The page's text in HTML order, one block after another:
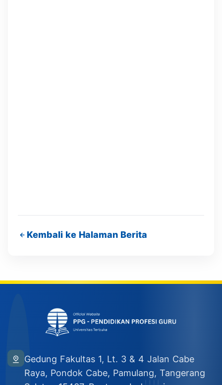
Kembali ke Halaman Berita
Gedung Fakultas 1, Lt. 3 & 4 Jalan Cabe
Raya, Pondok Cabe, Pamulang, Tangerang